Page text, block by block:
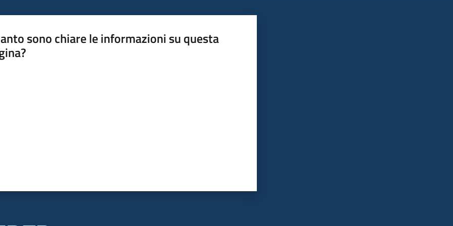
sono chiare le informazioni su questa